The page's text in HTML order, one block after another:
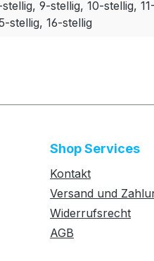
9-stellig, 10-stellig, 11-
stellig, 16-stellig
Shop Services
Kontakt
Versand und
Widerrufsrecht
AGB